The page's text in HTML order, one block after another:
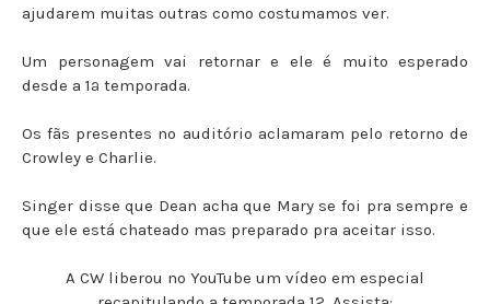
ajudarem muitas outras como costumamos ver.
Um personagem vai retornar e ele é muito esperado
desde a 1ª temporada.
Os fãs presentes no auditório aclamaram pelo retorno de
Crowley e Charlie.
Singer disse que Dean acha que Mary se foi pra sempre e
que ele está chateado mas preparado pra aceitar isso.
A CW liberou no YouTube um vídeo em especial